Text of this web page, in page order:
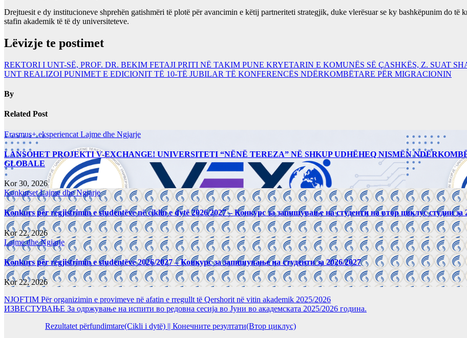
​Drejtuesit e dy institucioneve shprehën gatishmëri të plotë për avancimin e këtij partneriteti strategjik, duke vlerësuar se ky bashkëpunim do të
stafin akademik të të dy universiteteve.
Lëvizje te postimet
REKTORI I UNT-SË, PROF. DR. BEKIM FETAJI PRITI NË TAKIM PUNE KRYETARIN E KOMUNËS SË ÇASHKËS, Z. SUAT
UNT REALIZOI PUNIMET E EDICIONIT TË 10-TË JUBILAR TË KONFERENCËS NDËRKOMBËTARE PËR MIGRACIONIN
By
Related Post
Erasmus+ eksperiencat Lajme dhe Ngjarje
LANSOHET PROJEKTI V-EXCHANGE! UNIVERSITETI “NËNË TEREZA” NË SHKUP UDHËHEQ NISMËN
GLOBALE
Kor 30, 2026
KonkursetLajme dhe Ngjarje
Konkurs për regjistrimin e studentëve në ciklin e dytë 2026/2027 – Конкурс за запишување на студенти на втор циклус студии за
Kor 22, 2026
Lajme dhe Ngjarje
Konkurs për regjistrimin e studentëve 2026/2027 – Конкурс за запишување на студенти за 2026/2027
Kor 22, 2026
NJOFTIM Për organizimin e provimeve në afatin e rregullt të Qershorit në vitin akademik 2025/2026
ИЗВЕСТУВАЊЕ За одржување на испити во редовна сесија во Јуни во академската 2025/2026 година.
Rezultatet përfundimtare(Cikli i dytë) || Конечните резултати(Втор циклус)